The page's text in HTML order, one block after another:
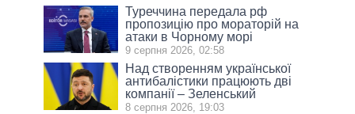
Туреччина передала рф
пропозицію про мораторій на
атаки в Чорному морі
9 серпня 2026, 02:58
Над створенням української
антибалістики працюють дві
компанії – Зеленський
8 серпня 2026, 19:03